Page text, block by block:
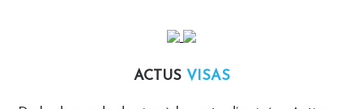
ACTUS VISAS